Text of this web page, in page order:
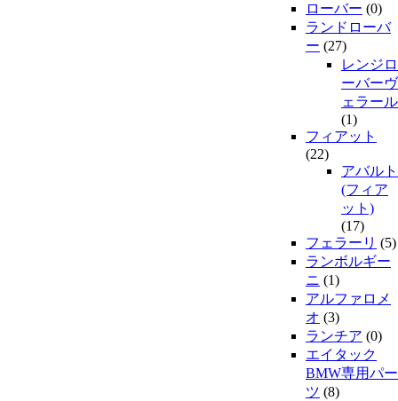
ローバー (0)
ランドローバ
ー (27)
レンジロ
ーバーヴ
ェラール
(1)
フィアット
(22)
アバルト
(フィア
ット)
(17)
フェラーリ (5)
ランボルギー
ニ (1)
アルファロメ
オ (3)
ランチア (0)
エイタック
BMW専用パー
ツ (8)